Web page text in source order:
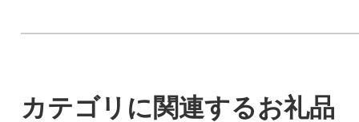
カテゴリに関連するお礼品